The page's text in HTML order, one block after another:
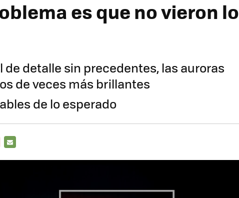
es que no vieron lo
de detalle sin precedentes, las auroras
de veces más brillantes
de lo esperado